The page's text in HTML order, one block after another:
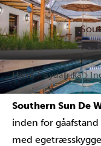
Hjem Sydafrika
Southern Sun De
inden for
med